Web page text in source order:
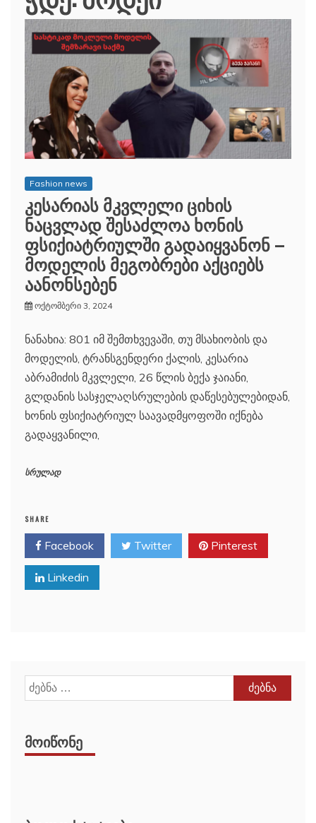
Fashion news
კესარიას მკვლელი ციხის
ნაცვლად შესაძლოა ხონის
ფსიქიატრიულში გადაიყვანონ –
მოდელის მეგობრები აქციებს
აანონსებენ
ოქტომბერი 3, 2024
ნანახია: 801 იმ შემთხვევაში, თუ მსახიობის და
მოდელის, ტრანსგენდერი ქალის, კესარია
აბრამიძის მკვლელი, 26 წლის ბექა ჯაიანი,
გლდანის სასჯელაღსრულების დაწესებულებიდან,
ხონის ფსიქიატრიულ საავადმყოფოში იქნება
გადაყვანილი,
სრულად
SHARE
Facebook Twitter Pinterest
Linkedin
ძებნა:
ᲛᲝᲘᲬᲝᲜᲔ